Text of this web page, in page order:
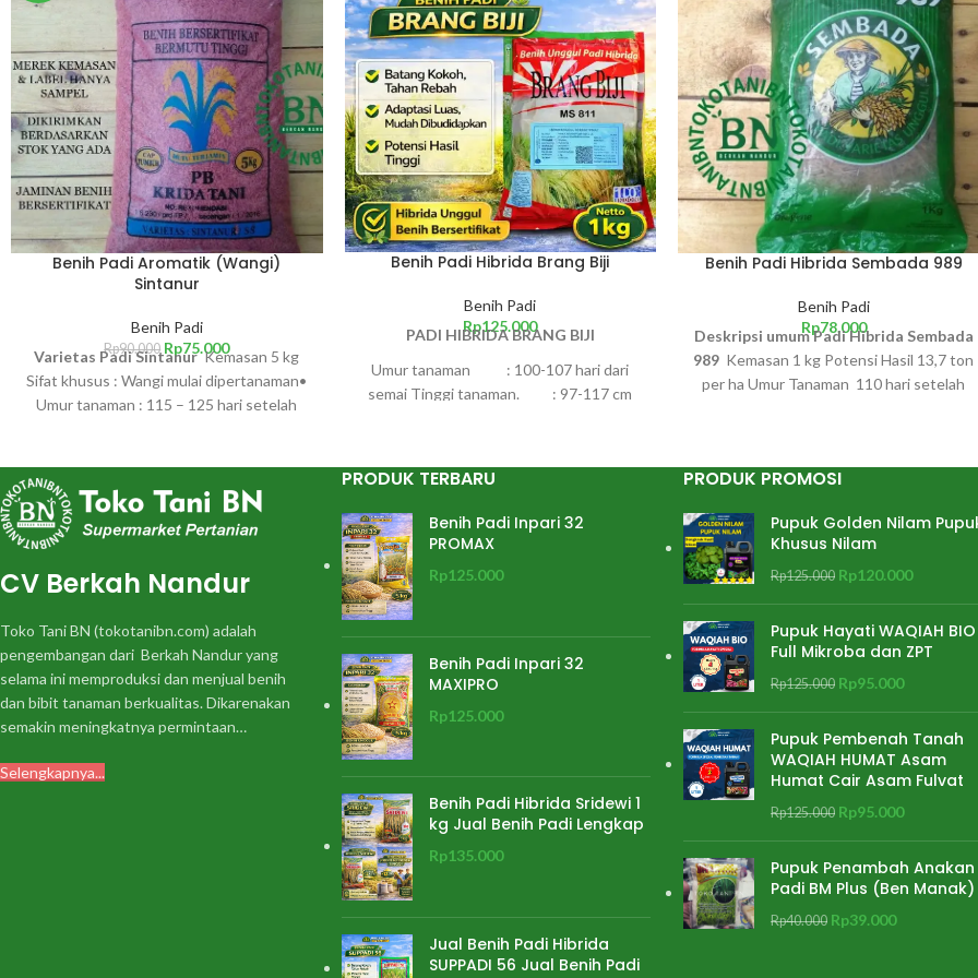
Benih Padi Aromatik (Wangi)
Sintanur
Benih Padi
Rp90.000 Rp75.000
Varietas Padi SintanurKemasan 5 kg
Sifat khusus : Wangi mulai dipertanaman•
Umur tanaman : 115 – 125 hari setelah
bendera : Tegak Bentuk gabah : Sedang
Tekstur nasi : Pulen Kadar amilosa : 18%
Bobot 1000 butir : 27 g Rata-rata
hasil : 6,0 t/ha Potensi hasil : 7,0 t/ha
Ketahanan terhadap Hama Penyakit : –
Tahan terhadap wereng coklat biotipe 1 •
dan 2 – Rentan terhadap wereng coklat
biotipe 3• – Tahan terhadap hawar daun
bakteri strain • III, rentan terhadap strain
Benih Padi Hibrida Brang Biji
Benih Padi
Rp125.000
PADI HIBRIDA BRANG BIJI
Umur tanaman : 100-107 hari dari
semai Tinggi tanaman. : 97-117 cm
Potensi hasil. : 12,00 ton/ha gabah
Rata-rata hasil : 9,5 ton/ha gabah
Benih Padi Hibrida Sembada 989
Benih Padi
Rp78.000
Deskripsi umum Padi Hibrida Sembada
989 Kemasan 1 kg Potensi Hasil 13,7 ton
per ha Umur Tanaman 110 hari setelah
butir 28,6 gram Rendemen beras kepala
enak) Ketahanan Penyakit : Tahan hawar
daun bakteri patotipe III dan blast
CV Berkah Nandur
Toko Tani BN (tokotanibn.com) adalah
pengembangan dari Berkah Nandur yang
selama ini memproduksi dan menjual benih
dan bibit tanaman berkualitas. Dikarenakan
semakin meningkatnya permintaan…
Selengkapnya...
PRODUK TERBARU
Benih Padi Inpari 32
PROMAX
Rp125.000
Benih Padi Inpari 32
MAXIPRO
Rp125.000
Benih Padi Hibrida Sridewi 1
kg Jual Benih Padi Lengkap
Rp135.000
Jual Benih Padi Hibrida
SUPPADI 56 Jual Benih Padi
PRODUK PROMOSI
Pupuk Golden Nilam
Khusus Nilam
Rp125.000 Rp120.000
Pupuk Hayati WAQIAH BIO
Full Mikroba dan ZPT
Rp125.000 Rp95.000
Pupuk Pembenah Tanah
WAQIAH HUMAT Asam
Humat Cair Asam Fulvat
Rp125.000 Rp95.000
Pupuk Penambah Anakan
Padi BM Plus (Ben Manak)
Rp40.000 Rp39.000